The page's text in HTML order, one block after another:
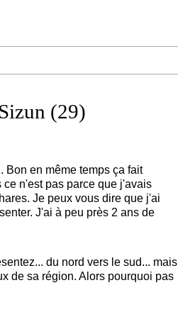
(29)
Bon en même temps ça fait
ce n'est pas parce que j'avais
Je peux vous dire que j'ai
J'ai à peu près 2 ans de
du nord vers le sud... mais
de sa région. Alors pourquoi pas